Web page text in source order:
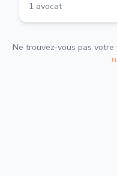
1 avocat
Ne trouvez-vous pas